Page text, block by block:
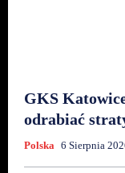
GKS
odrabiać
Polska 6 Sierpnia